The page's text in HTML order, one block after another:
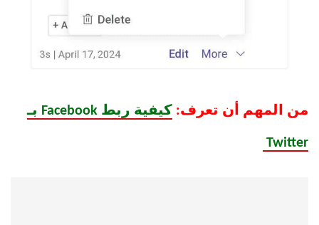
من المهم أن تعرف: كيفية ربط Facebook بـ
Twitter